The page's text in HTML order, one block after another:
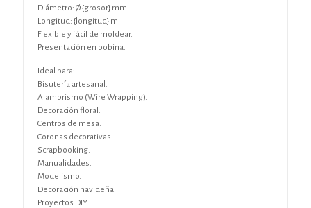
Diámetro: Ø {grosor} mm
Longitud: {longitud} m
Flexible y fácil de moldear.
Presentación en bobina.
Ideal para:
Bisutería artesanal.
Alambrismo (Wire Wrapping).
Decoración floral.
Centros de mesa.
Coronas decorativas.
Scrapbooking.
Manualidades.
Modelismo.
Decoración navideña.
Proyectos DIY.